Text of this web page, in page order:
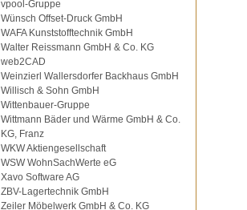
vpool-Gruppe
Wünsch Offset-Druck GmbH
WAFA Kunststofftechnik GmbH
Walter Reissmann GmbH & Co. KG
web2CAD
Weinzierl Wallersdorfer Backhaus GmbH
Willisch & Sohn GmbH
Wittenbauer-Gruppe
Wittmann Bäder und Wärme GmbH & Co.
KG, Franz
WKW Aktiengesellschaft
WSW WohnSachWerte eG
Xavo Software AG
ZBV-Lagertechnik GmbH
Zeiler Möbelwerk GmbH & Co. KG